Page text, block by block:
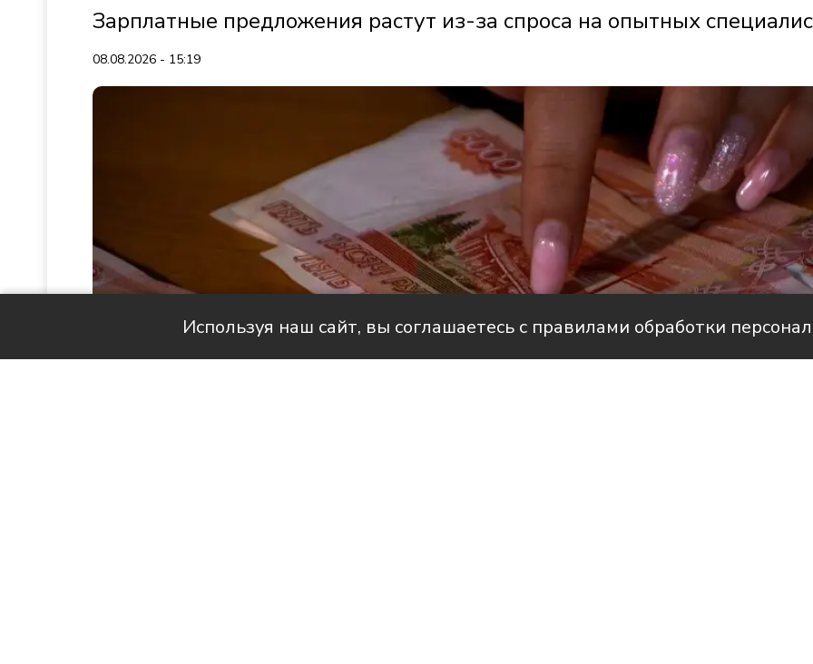
Зарплатные предложения растут из-за спроса на опытных
08.08.2026 - 15:19
Используя наш сайт, вы соглашаетесь с правилами обработки